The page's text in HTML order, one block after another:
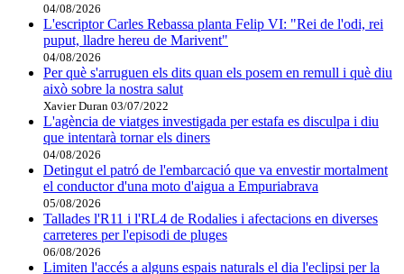
04/08/2026
L'escriptor Carles Rebassa planta Felip VI: "Rei de l'odi, rei
puput, lladre hereu de Marivent"
04/08/2026
Per què s'arruguen els dits quan els posem en remull i què diu
això sobre la nostra salut
Xavier Duran 03/07/2022
L'agència de viatges investigada per estafa es disculpa i diu
que intentarà tornar els diners
04/08/2026
Detingut el patró de l'embarcació que va envestir mortalment
el conductor d'una moto d'aigua a Empuriabrava
05/08/2026
Tallades l'R11 i l'RL4 de Rodalies i afectacions en diverses
carreteres per l'episodi de pluges
06/08/2026
Limiten l'accés a alguns espais naturals el dia l'eclipsi per la